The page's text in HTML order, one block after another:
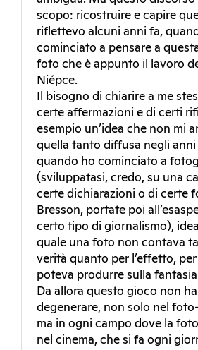
scopo: ricostruire e capire
riflettevo alcuni anni fa,
cominciato a pensare a
foto che è appunto il lavoro
Niépce.
Il bisogno di chiarire a me
certe affermazioni e di certi
esempio un’idea che non mi
quella tanto diffusa negli
quando ho cominciato a
(sviluppatasi, credo, su una
certe dichiarazioni o di certe
Bresson, portate poi
certo tipo di giornalismo),
quale una foto non contava
verità quanto per l’effetto,
poteva produrre sulla
Da allora questo gioco non
degenerare, non solo nel
ma in ogni campo dove la
nel cinema, che si fa ogni